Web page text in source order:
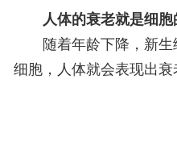
人体的衰老就是细胞
随着年龄下降，新
细胞，人体就会表现出衰